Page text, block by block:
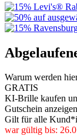
Warum werden
GRATIS
KI-Brille kaufen
Gutschein anzeigen
Gilt für alle
war gültig bis: